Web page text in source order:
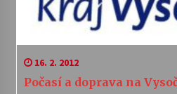
16. 2. 2012
Počasí a doprava na